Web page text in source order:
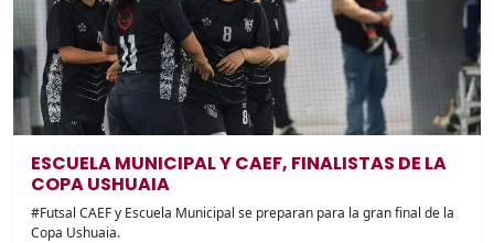
ESCUELA MUNICIPAL Y CAEF, FINALISTAS DE LA
COPA USHUAIA
#Futsal CAEF y Escuela Municipal se preparan para la gran final de la
Copa Ushuaia.